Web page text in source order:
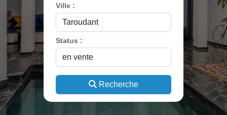
Ville :
Status :
Recherche